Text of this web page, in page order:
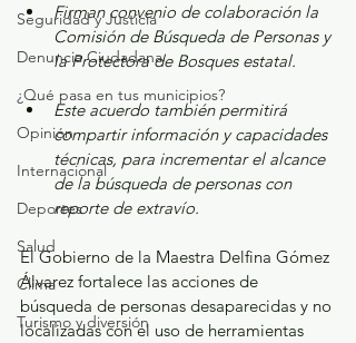
Seguridad y Justicia
Denuncia Ciudadana
¿Qué pasa en tus municipios?
Opinión
Internacional
Deportes
Salud
Clima
Turismo y diversión
Firman convenio de colaboración la
Comisión de Búsqueda de Personas y
la Protectora de Bosques estatal.
Este acuerdo también permitirá
compartir información y capacidades
técnicas, para incrementar el alcance
de la búsqueda de personas con
reporte de extravío.
El Gobierno de la Maestra Delfina Gómez
Álvarez fortalece las acciones de
búsqueda de personas desaparecidas y no
localizadas con el uso de herramientas